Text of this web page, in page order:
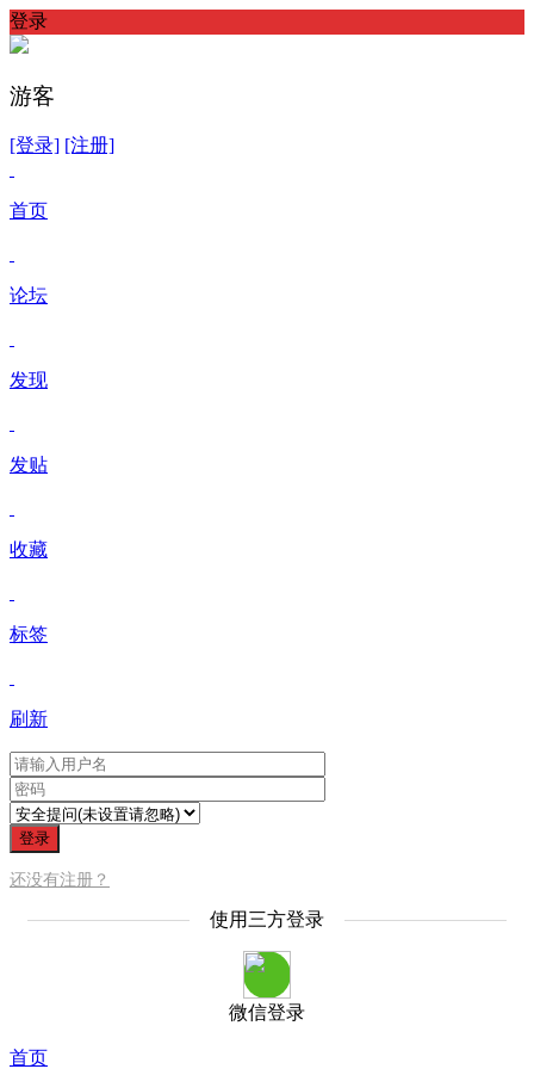
登录
游客
[登录] [注册]
首页
论坛
发现
发贴
收藏
标签
刷新
登录
还没有注册？
使用三方登录
微信登录
首页